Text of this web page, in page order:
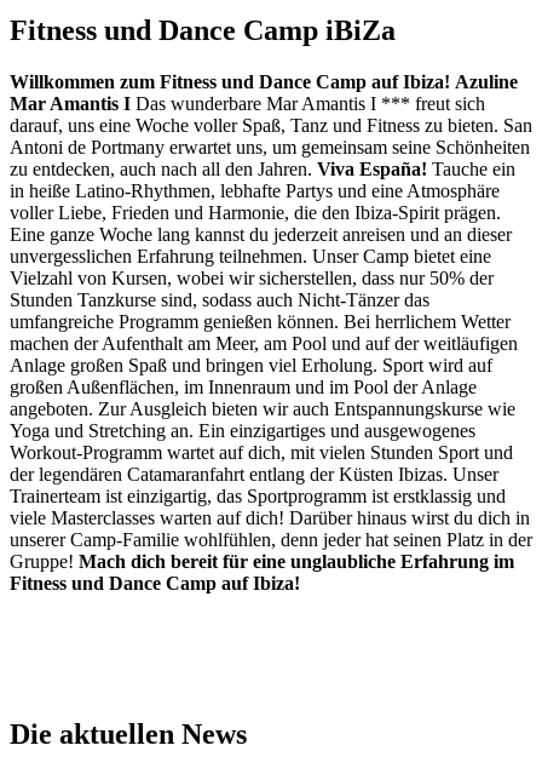
Fitness und Dance Camp iBiZa
Willkommen zum Fitness und Dance Camp auf Ibiza! Azuline
Mar Amantis I Das wunderbare Mar Amantis I *** freut sich
darauf, uns eine Woche voller Spaß, Tanz und Fitness zu bieten. San
Antoni de Portmany erwartet uns, um gemeinsam seine Schönheiten
zu entdecken, auch nach all den Jahren. Viva España! Tauche ein
in heiße Latino-Rhythmen, lebhafte Partys und eine Atmosphäre
voller Liebe, Frieden und Harmonie, die den Ibiza-Spirit prägen.
Eine ganze Woche lang kannst du jederzeit anreisen und an dieser
unvergesslichen Erfahrung teilnehmen. Unser Camp bietet eine
Vielzahl von Kursen, wobei wir sicherstellen, dass nur 50% der
Stunden Tanzkurse sind, sodass auch Nicht-Tänzer das
umfangreiche Programm genießen können. Bei herrlichem Wetter
machen der Aufenthalt am Meer, am Pool und auf der weitläufigen
Anlage großen Spaß und bringen viel Erholung. Sport wird auf
großen Außenflächen, im Innenraum und im Pool der Anlage
angeboten. Zur Ausgleich bieten wir auch Entspannungskurse wie
Yoga und Stretching an. Ein einzigartiges und ausgewogenes
Workout-Programm wartet auf dich, mit vielen Stunden Sport und
der legendären Catamaranfahrt entlang der Küsten Ibizas. Unser
Trainerteam ist einzigartig, das Sportprogramm ist erstklassig und
viele Masterclasses warten auf dich! Darüber hinaus wirst du dich in
unserer Camp-Familie wohlfühlen, denn jeder hat seinen Platz in der
Gruppe! Mach dich bereit für eine unglaubliche Erfahrung im
Fitness und Dance Camp auf Ibiza!
Die aktuellen News